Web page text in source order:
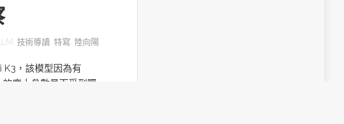
技術導讀 特寫 陸向陽
，該模型因為有
龐大參數量而受到矚